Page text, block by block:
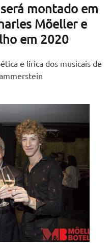
será montado em
Möeller e
em 2020
e lírica dos musicais de